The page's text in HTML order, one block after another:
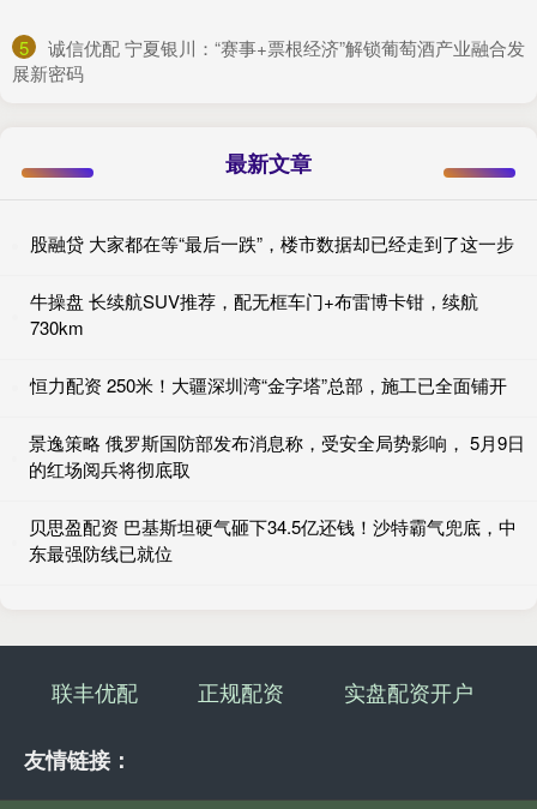
5
​诚信优配 宁夏银川：“赛事+票根经济”解锁葡萄酒产业融合发
展新密码
最新文章
股融贷 大家都在等“最后一跌”，楼市数据却已经走到了这一步
牛操盘 长续航SUV推荐，配无框车门+布雷博卡钳，续航
730km
恒力配资 250米！大疆深圳湾“金字塔”总部，施工已全面铺开
景逸策略 俄罗斯国防部发布消息称，受安全局势影响， 5月9日
的红场阅兵将彻底取
贝思盈配资 巴基斯坦硬气砸下34.5亿还钱！沙特霸气兜底，中
东最强防线已就位
联丰优配 正规配资 实盘配资开户
友情链接：